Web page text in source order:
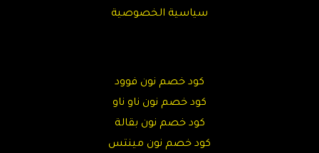
سياسية الخصوصية
كود خصم نون فوود
كود خصم نون ناو ناو
كود خصم نون بقالة
كود خصم نون مينتس